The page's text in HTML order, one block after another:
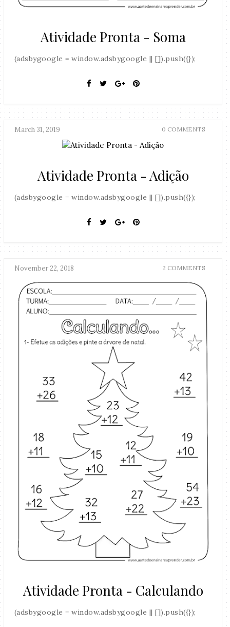
Atividade Pronta - Soma
(adsbygoogle = window.adsbygoogle || []).push({});
March 31, 2019 0 COMMENTS
Atividade Pronta - Adição
(adsbygoogle = window.adsbygoogle || []).push({});
November 22, 2018 2 COMMENTS
Atividade Pronta - Calculando
(adsbygoogle = window.adsbygoogle || []).push({});